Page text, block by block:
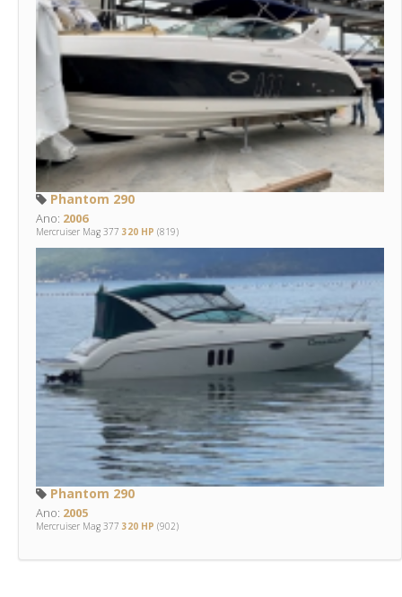
Phantom 290
Ano: 2006
Mercruiser Mag 377 320 HP (819)
Phantom 290
Ano: 2005
Mercruiser Mag 377 320 HP (902)